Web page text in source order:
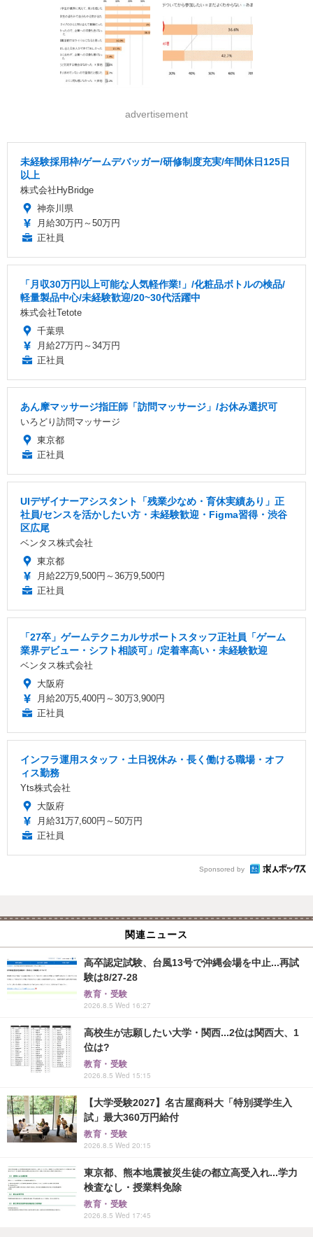
advertisement
未経験採用枠/ゲームデバッガー/研修制度充実/年間休日125日
以上
株式会社HyBridge
神奈川県
月給30万円～50万円
正社員
「月収30万円以上可能な人気軽作業!」/化粧品ボトルの検品/
軽量製品中心/未経験歓迎/20~30代活躍中
株式会社Tetote
千葉県
月給27万円～34万円
正社員
あん摩マッサージ指圧師「訪問マッサージ」/お休み選択可
いろどり訪問マッサージ
東京都
正社員
UIデザイナーアシスタント「残業少なめ・育休実績あり」正
社員/センスを活かしたい方・未経験歓迎・Figma習得・渋谷
区広尾
ベンタス株式会社
東京都
月給22万9,500円～36万9,500円
正社員
「27卒」ゲームテクニカルサポートスタッフ正社員「ゲーム
業界デビュー・シフト相談可」/定着率高い・未経験歓迎
ベンタス株式会社
大阪府
月給20万5,400円～30万3,900円
正社員
インフラ運用スタッフ・土日祝休み・長く働ける職場・オフ
ィス勤務
Yts株式会社
大阪府
月給31万7,600円～50万円
正社員
Sponsored by
関連ニュース
高卒認定試験、台風13号で沖縄会場を中止...再試
験は8/27-28
教育・受験
2026.8.5 Wed 16:27
高校生が志願したい大学・関西...2位は関西大、1
位は?
教育・受験
2026.8.5 Wed 15:15
【大学受験2027】名古屋商科大「特別奨学生入
試」最大360万円給付
教育・受験
2026.8.5 Wed 20:15
東京都、熊本地震被災生徒の都立高受入れ...学力
検査なし・授業料免除
教育・受験
2026.8.5 Wed 17:45